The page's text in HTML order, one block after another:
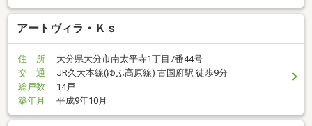
アートヴィラ・Ｋｓ
住 所
大分県大分市南太平寺1丁目7番44号
交 通
JR久大本線(ゆふ高原線) 古国府駅 徒歩9分
総戸数
14戸
築年月
平成9年10月